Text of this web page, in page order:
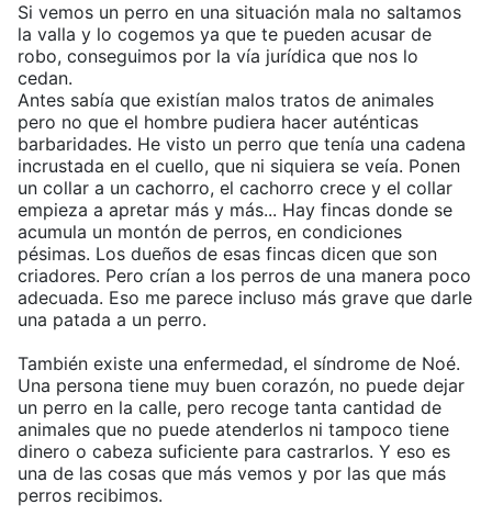
Si vemos un perro en una situación mala no saltamos
la valla y lo cogemos ya que te pueden acusar de
robo, conseguimos por la vía jurídica que nos lo
cedan.
Antes sabía que existían malos tratos de animales
pero no que el hombre pudiera hacer auténticas
barbaridades. He visto un perro que tenía una cadena
incrustada en el cuello, que ni siquiera se veía. Ponen
un collar a un cachorro, el cachorro crece y el collar
empieza a apretar más y más... Hay fincas donde se
acumula un montón de perros, en condiciones
pésimas. Los dueños de esas fincas dicen que son
criadores. Pero crían a los perros de una manera poco
adecuada. Eso me parece incluso más grave que darle
una patada a un perro.
También existe una enfermedad, el síndrome de Noé.
Una persona tiene muy buen corazón, no puede dejar
un perro en la calle, pero recoge tanta cantidad de
animales que no puede atenderlos ni tampoco tiene
dinero o cabeza suficiente para castrarlos. Y eso es
una de las cosas que más vemos y por las que más
perros recibimos.